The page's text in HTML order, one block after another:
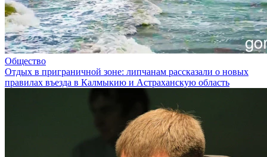
Общество
Отдых в приграничной зоне: липчанам рассказали о новых
правилах въезда в Калмыкию и Астраханскую область